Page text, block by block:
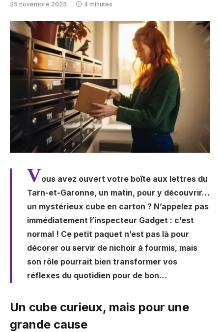
25 novembre 2025 4 minutes
Vous avez ouvert votre boîte aux lettres du
Tarn-et-Garonne, un matin, pour y découvrir…
un mystérieux cube en carton ? N’appelez pas
immédiatement l’inspecteur Gadget : c’est
normal ! Ce petit paquet n’est pas là pour
décorer ou servir de nichoir à fourmis, mais
son rôle pourrait bien transformer vos
réflexes du quotidien pour de bon…
Un cube curieux, mais pour une
grande cause